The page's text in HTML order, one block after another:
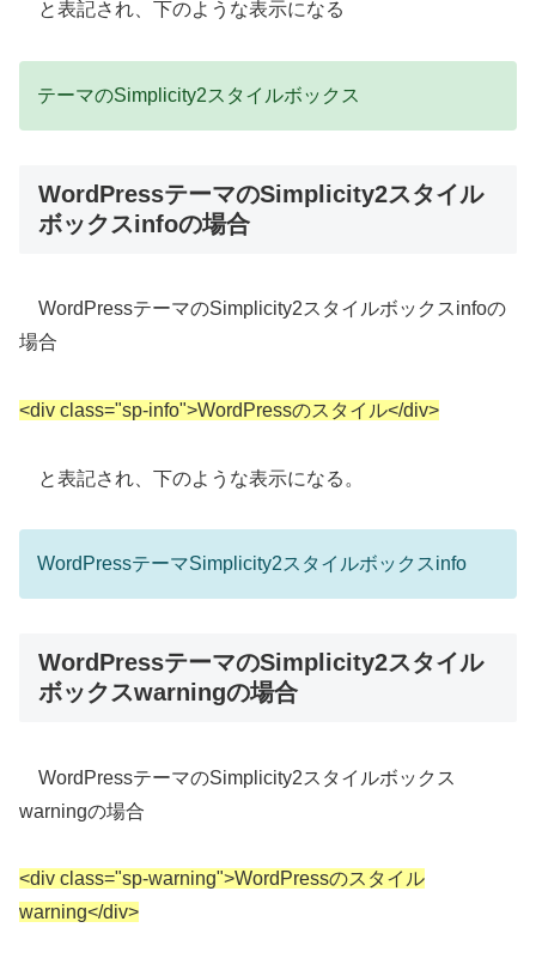
と表記され、下のような表示になる
テーマのSimplicity2スタイルボックス
WordPressテーマのSimplicity2スタイル
ボックスinfoの場合
WordPressテーマのSimplicity2スタイルボックスinfoの
場合
<div class="sp-info">WordPressのスタイル</div>
と表記され、下のような表示になる。
WordPressテーマSimplicity2スタイルボックスinfo
WordPressテーマのSimplicity2スタイル
ボックスwarningの場合
WordPressテーマのSimplicity2スタイルボックス
warningの場合
<div class="sp-warning">WordPressのスタイル
warning</div>